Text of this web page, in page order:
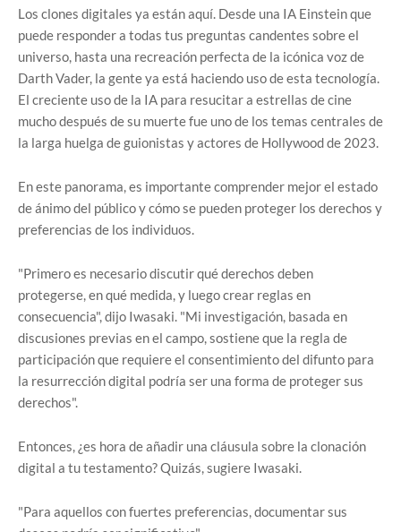
Los clones digitales ya están aquí. Desde una IA Einstein que
puede responder a todas tus preguntas candentes sobre el
universo, hasta una recreación perfecta de la icónica voz de
Darth Vader, la gente ya está haciendo uso de esta tecnología.
El creciente uso de la IA para resucitar a estrellas de cine
mucho después de su muerte fue uno de los temas centrales de
la larga huelga de guionistas y actores de Hollywood de 2023.
En este panorama, es importante comprender mejor el estado
de ánimo del público y cómo se pueden proteger los derechos y
preferencias de los individuos.
"Primero es necesario discutir qué derechos deben
protegerse, en qué medida, y luego crear reglas en
consecuencia", dijo Iwasaki. "Mi investigación, basada en
discusiones previas en el campo, sostiene que la regla de
participación que requiere el consentimiento del difunto para
la resurrección digital podría ser una forma de proteger sus
derechos".
Entonces, ¿es hora de añadir una cláusula sobre la clonación
digital a tu testamento? Quizás, sugiere Iwasaki.
"Para aquellos con fuertes preferencias, documentar sus